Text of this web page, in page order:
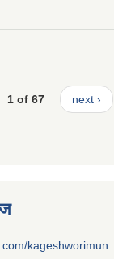
1 of 67 next ›
kageshworimun